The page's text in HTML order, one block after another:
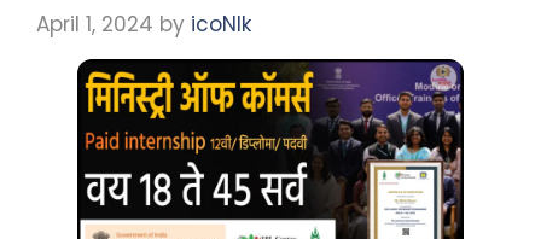
April 1, 2024 by icoNIk